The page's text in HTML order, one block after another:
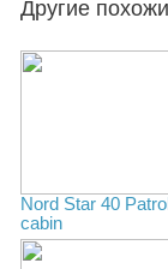
Другие
Nord Star 40
cabin